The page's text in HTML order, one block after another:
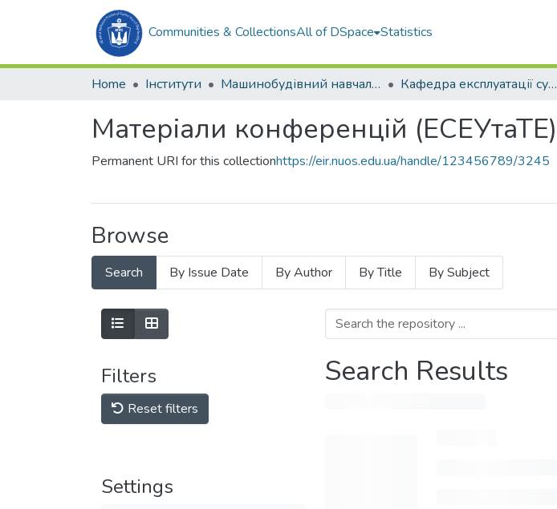
Communities & CollectionsAll of DSpace Statistics
Home Інститути Машинобудівний навчально-науковий інститут (МННІ) Кафедра експлуатації суднових енергетичних установок та теплоенергетики (ЕСЕУтаТЕ)
Матеріали конференцій (ЕСЕУтаТЕ)
Permanent URI for this collectionhttps://eir.nuos.edu.ua/handle/123456789/3245
Browse
Search By Issue Date By Author By Title By Subject
Filters
Reset filters
Settings
Search Results